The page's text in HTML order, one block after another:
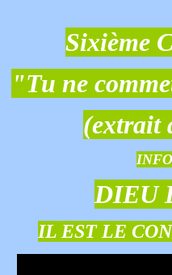
Sixième
"Tu ne
(extrait
DIEU
IL EST LE